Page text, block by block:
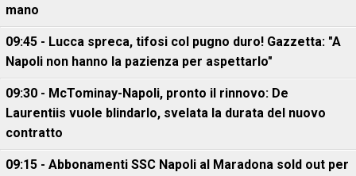
mano
09:45 - Lucca spreca, tifosi col pugno duro! Gazzetta: "A
Napoli non hanno la pazienza per aspettarlo"
09:30 - McTominay-Napoli, pronto il rinnovo: De
Laurentiis vuole blindarlo, svelata la durata del nuovo
contratto
09:15 - Abbonamenti SSC Napoli al Maradona sold out per